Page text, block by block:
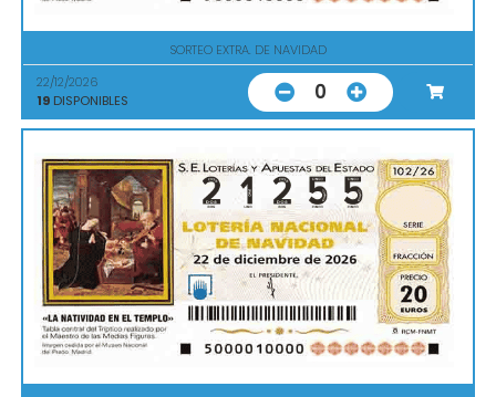
SORTEO EXTRA. DE NAVIDAD
22/12/2026
19 DISPONIBLES 0